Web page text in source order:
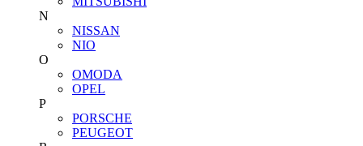
N
NISSAN
NIO
O
OMODA
OPEL
P
PORSCHE
PEUGEOT